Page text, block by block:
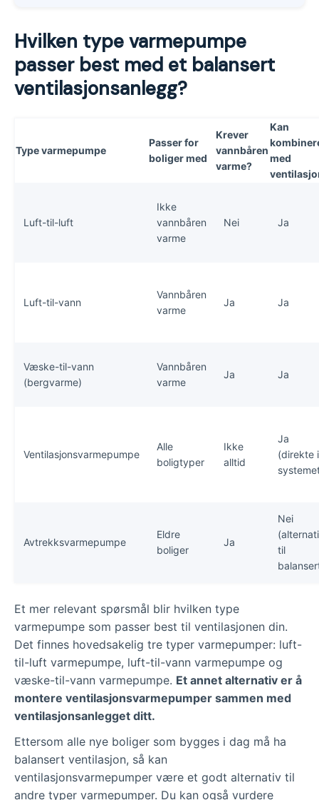
Hvilken type varmepumpe
passer best med et balansert
ventilasjonsanlegg?
Type varmepumpe
Passer for
boliger med
Krever
vannbåren
varme?
Kan
med
Luft-til-luft
Ikke
vannbåren
varme
Nei Ja
Luft-til-vann
Vannbåren
varme
Ja Ja
Væske-til-vann
(bergvarme)
Vannbåren
varme
Ja Ja
Ventilasjonsvarmepumpe
Alle
boligtyper
Ikke
alltid
Ja
(direkte i
Avtrekksvarmepumpe
Eldre
boliger
Ja
Nei
til
Et mer relevant spørsmål blir hvilken type
varmepumpe som passer best til ventilasjonen din.
Det finnes hovedsakelig tre typer varmepumper: luft-
til-luft varmepumpe, luft-til-vann varmepumpe og
væske-til-vann varmepumpe. Et annet alternativ er å
montere ventilasjonsvarmepumper sammen med
ventilasjonsanlegget ditt.
Ettersom alle nye boliger som bygges i dag må ha
balansert ventilasjon, så kan
ventilasjonsvarmepumper være et godt alternativ til
andre typer varmepumper. Du kan også vurdere